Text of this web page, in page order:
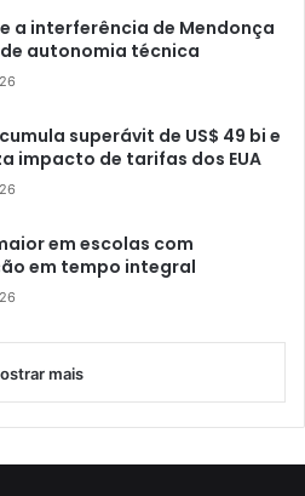
a interferência de Mendonça
autonomia técnica
superávit de US$ 49 bi e
impacto de tarifas dos EUA
em escolas com
em tempo integral
mais